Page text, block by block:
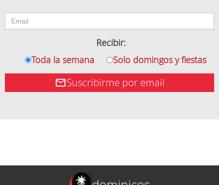
Recibir:
Toda la semana
Solo domingos y fiestas
Suscribirme por email